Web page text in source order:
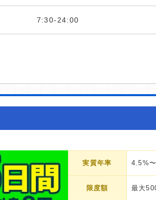
7:30-24:00
実質年率 4.5%
限度額 最大